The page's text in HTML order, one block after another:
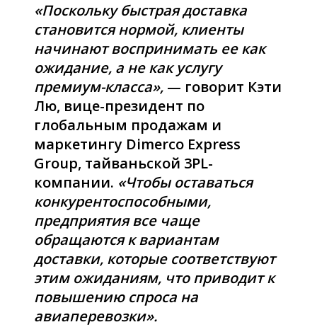
«Поскольку быстрая доставка
становится нормой, клиенты
начинают воспринимать ее как
ожидание, а не как услугу
премиум-класса», — говорит Кэти
Лю, вице-президент по
глобальным продажам и
маркетингу Dimerco Express
Group, тайваньской 3PL-
компании. «Чтобы оставаться
конкурентоспособными,
предприятия все чаще
обращаются к вариантам
доставки, которые соответствуют
этим ожиданиям, что приводит к
повышению спроса на
авиаперевозки».